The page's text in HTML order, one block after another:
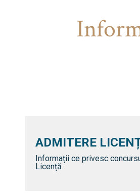
ADMITERE
Informații ce privesc
Licență